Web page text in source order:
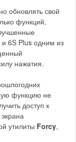
обновлять свой
функций,
и 6S Plus одним из
нажатия.
функцию не
доступ к
утилиты Forcy,